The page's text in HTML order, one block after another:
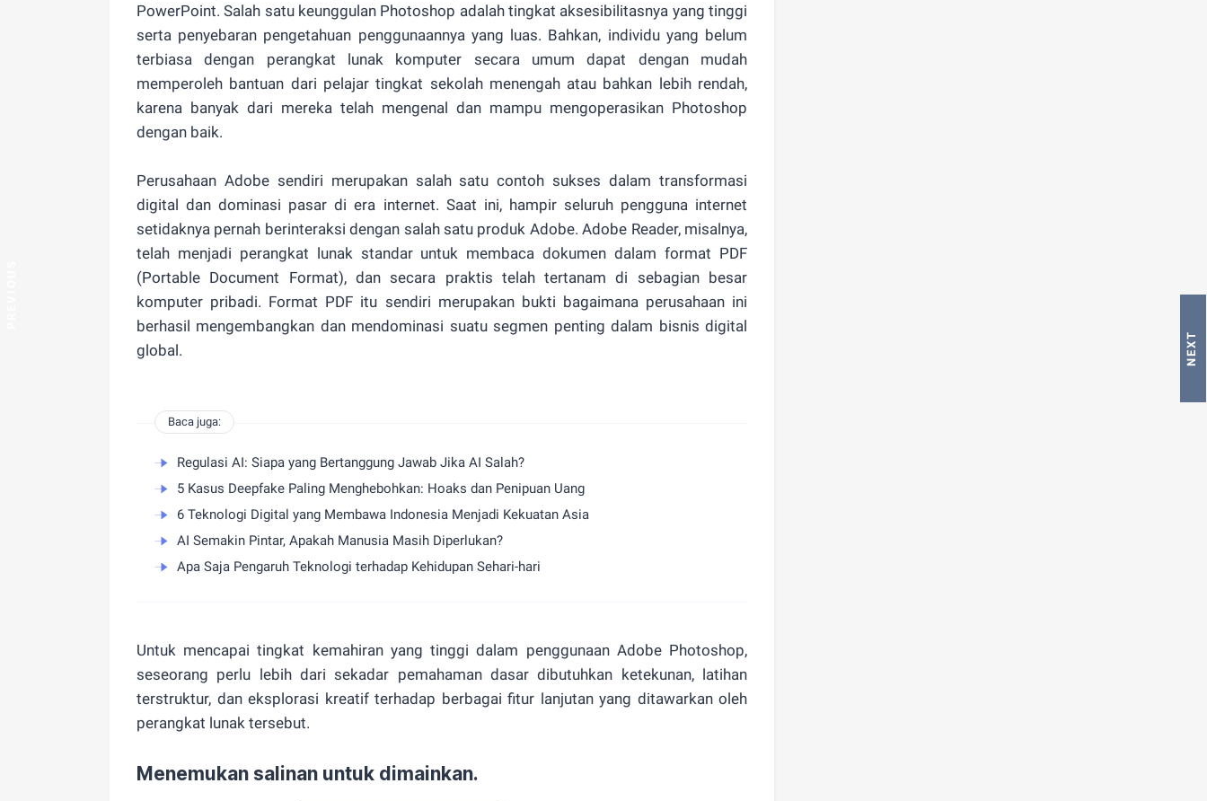
PowerPoint. Salah satu keunggulan Photoshop adalah tingkat aksesibilitasnya yang tinggi
serta penyebaran pengetahuan penggunaannya yang luas. Bahkan, individu yang belum
terbiasa dengan perangkat lunak komputer secara umum dapat dengan mudah
memperoleh bantuan dari pelajar tingkat sekolah menengah atau bahkan lebih rendah,
karena banyak dari mereka telah mengenal dan mampu mengoperasikan Photoshop
dengan baik.
Perusahaan Adobe sendiri merupakan salah satu contoh sukses dalam transformasi
digital dan dominasi pasar di era internet. Saat ini, hampir seluruh pengguna internet
setidaknya pernah berinteraksi dengan salah satu produk Adobe. Adobe Reader, misalnya,
telah menjadi perangkat lunak standar untuk membaca dokumen dalam format PDF
(Portable Document Format), dan secara praktis telah tertanam di sebagian besar
komputer pribadi. Format PDF itu sendiri merupakan bukti bagaimana perusahaan ini
berhasil mengembangkan dan mendominasi suatu segmen penting dalam bisnis digital
global.
Baca juga:
Regulasi AI: Siapa yang Bertanggung Jawab Jika AI Salah?
5 Kasus Deepfake Paling Menghebohkan: Hoaks dan Penipuan Uang
6 Teknologi Digital yang Membawa Indonesia Menjadi Kekuatan Asia
AI Semakin Pintar, Apakah Manusia Masih Diperlukan?
Apa Saja Pengaruh Teknologi terhadap Kehidupan Sehari-hari
Untuk mencapai tingkat kemahiran yang tinggi dalam penggunaan Adobe Photoshop,
seseorang perlu lebih dari sekadar pemahaman dasar dibutuhkan ketekunan, latihan
terstruktur, dan eksplorasi kreatif terhadap berbagai fitur lanjutan yang ditawarkan oleh
perangkat lunak tersebut.
Menemukan salinan untuk dimainkan.